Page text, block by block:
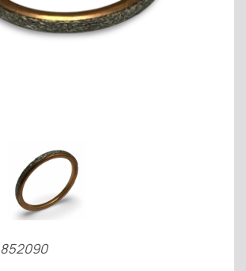
852090